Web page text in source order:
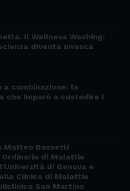
Il Wellness Washing:
diventa un’esca
combinazione: la
che imparò a custodire i
Matteo Bassetti
di Malattie
di Genova e
Clinica di Malattie
San Martino